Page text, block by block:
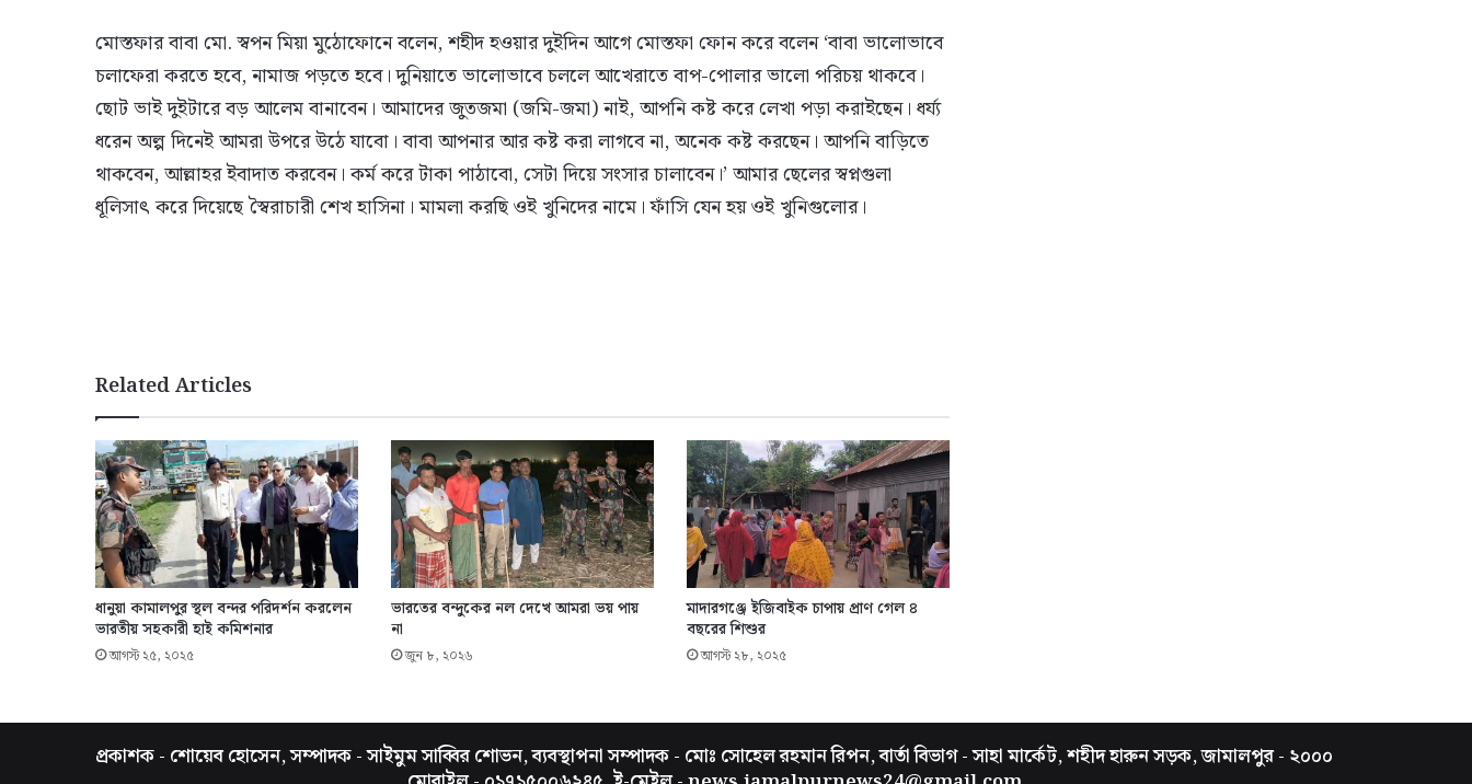
মোস্তফার বাবা মো. স্বপন মিয়া মুঠোফোনে বলেন, শহীদ হওয়ার দুইদিন আগে মোস্তফা ফোন করে বলেন ‘বাবা ভালোভাবে
চলাফেরা করতে হবে, নামাজ পড়তে হবে। দুনিয়াতে ভালোভাবে চললে আখেরাতে বাপ-পোলার ভালো পরিচয় থাকবে।
ছোট ভাই দুইটারে বড় আলেম বানাবেন। আমাদের জুতজমা (জমি-জমা) নাই, আপনি কষ্ট করে লেখা পড়া করাইছেন। ধর্য্য
ধরেন অল্প দিনেই আমরা উপরে উঠে যাবো। বাবা আপনার আর কষ্ট করা লাগবে না, অনেক কষ্ট করছেন। আপনি বাড়িতে
থাকবেন, আল্লাহর ইবাদাত করবেন। কর্ম করে টাকা পাঠাবো, সেটা দিয়ে সংসার চালাবেন।’ আমার ছেলের স্বপ্নগুলা
ধূলিসাৎ করে দিয়েছে স্বৈরাচারী শেখ হাসিনা। মামলা করছি ওই খুনিদের নামে। ফাঁসি যেন হয় ওই খুনিগুলোর।
Related Articles
ধানুয়া কামালপুর স্থল বন্দর পরিদর্শন করলেন
ভারতীয় সহকারী হাই কমিশনার
আগস্ট ২৫, ২০২৫
ভারতের বন্দুকের নল দেখে আমরা ভয় পায়
না
জুন ৮, ২০২৬
মাদারগঞ্জে ইজিবাইক চাপায় প্রাণ গেল ৪
বছরের শিশুর
আগস্ট ২৮, ২০২৫
প্রকাশক - শোয়েব হোসেন, সম্পাদক - সাইমুম সাব্বির শোভন, ব্যবস্থাপনা সম্পাদক - মোঃ সোহেল রহমান রিপন, বার্তা বিভাগ - সাহা মার্কেট, শহীদ হারুন সড়ক, জামালপুর - ২০০০